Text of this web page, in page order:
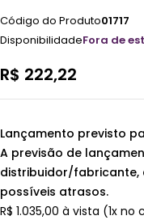
Código do Produto01717
DisponibilidadeFora de
R$ 222,22
Lançamento previsto
A previsão de
distribuidor/fabricante,
possíveis atrasos.
R$ 1.035,00 à vista (1x